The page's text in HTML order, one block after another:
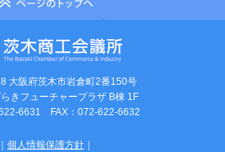
大阪府茨木市岩倉町2番150号
きフューチャープラザ B棟 1F
6631 FAX：072-622-6632
個人情報保護方針｜